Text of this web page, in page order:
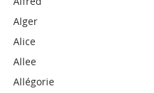
Alger
Alice
Allee
Allégorie